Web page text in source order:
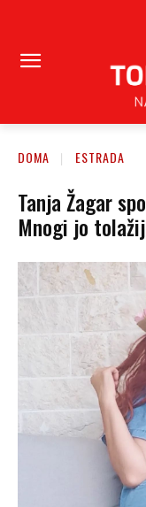
DOMA ESTRADA
Tanja Žagar
Mnogi jo